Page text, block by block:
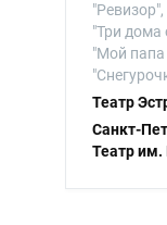
"Три дома
"Мой папа
Театр
Санкт-
Театр